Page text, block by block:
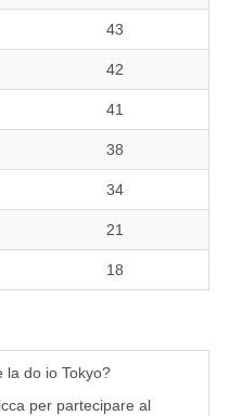
43
42
41
38
34
21
18
la do io Tokyo?
per partecipare al